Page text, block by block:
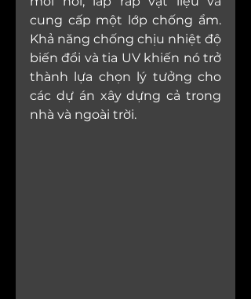
cung cấp một lớp chống ẩm.
Khả năng chống chịu nhiệt độ
biến đổi và tia UV khiến nó trở
thành lựa chọn lý tưởng cho
các dự án xây dựng cả trong
nhà và ngoài trời.